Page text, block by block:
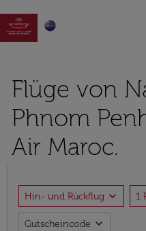

Flüge von
Phnom
Air Maroc.
Hin- und Rückflug expand_more 1
Gutscheincode expand_more